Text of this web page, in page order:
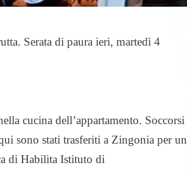
Serata di paura ieri, martedì 4
cucina dell’appartamento. Soccorsi
sono stati trasferiti a Zingonia per un
di Habilita Istituto di